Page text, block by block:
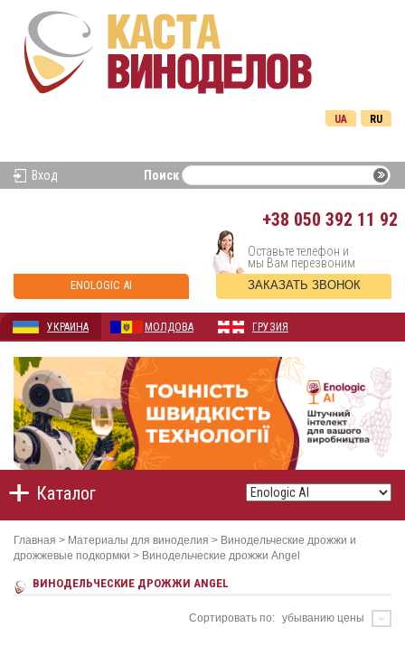
RU
UA
Вход Поиск
+38 050 392 11 92
ENOLOGIC AI
Оставьте телефон и
мы Вам перезвоним
ЗАКАЗАТЬ ЗВОНОК
УКРАИНА МОЛДОВА ГРУЗИЯ
Каталог
Главная > Материалы для виноделия > Винодельческие дрожжи и
дрожжевые подкормки > Винодельческие дрожжи Angel
ВИНОДЕЛЬЧЕСКИЕ ДРОЖЖИ ANGEL
Сортировать по: убыванию цены